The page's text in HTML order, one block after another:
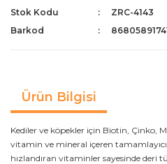
Stok Kodu
ZRC-4143
Barkod
Ürün Bilgisi
Kediler ve köpekler için Biotin, Çinko,
vitamin ve mineral içeren
hızlandıran vitaminler sayesinde deri